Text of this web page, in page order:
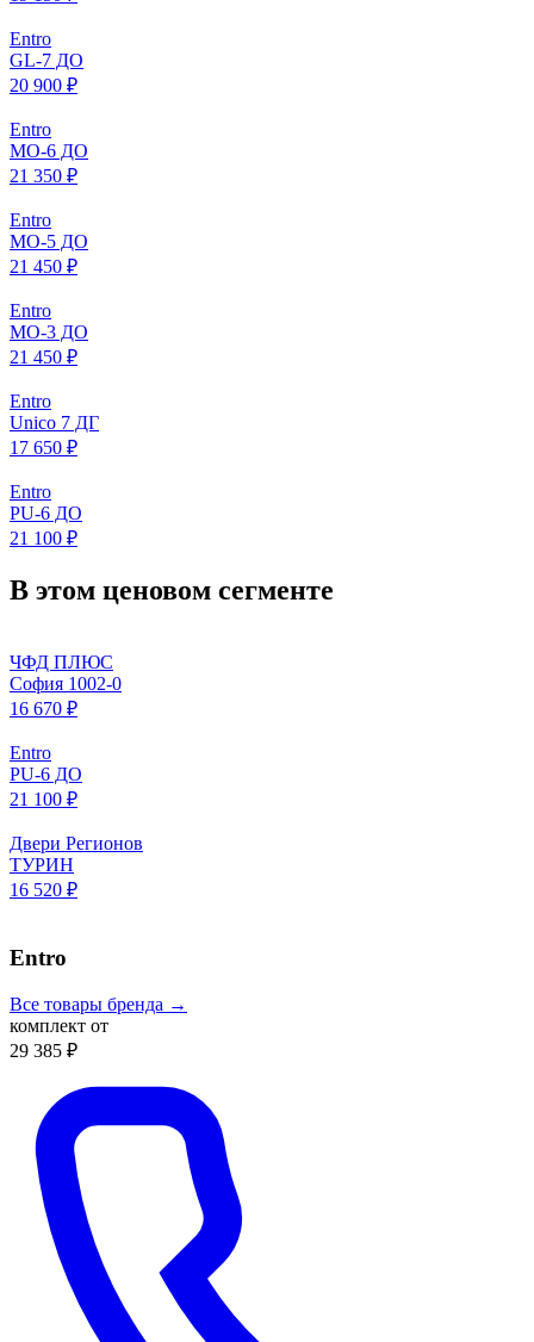
Entro
GL-7 ДО
20 900 ₽
Entro
МO-6 ДО
21 350 ₽
Entro
МO-5 ДО
21 450 ₽
Entro
МO-3 ДО
21 450 ₽
Entro
Unico 7 ДГ
17 650 ₽
Entro
PU-6 ДО
21 100 ₽
В этом ценовом сегменте
ЧФД ПЛЮС
София 1002-0
16 670 ₽
Entro
PU-6 ДО
21 100 ₽
Двери Регионов
ТУРИН
16 520 ₽
Entro
Все товары бренда →
комплект от
29 385 ₽